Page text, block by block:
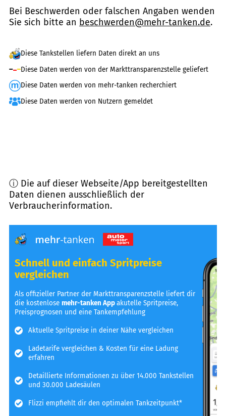
Bei Beschwerden oder falschen Angaben wenden
Sie sich bitte an beschwerden@mehr-tanken.de.
Diese Tankstellen liefern Daten direkt an uns
Diese Daten werden von der Markttransparenzstelle geliefert
Diese Daten werden von mehr-tanken recherchiert
Diese Daten werden von Nutzern gemeldet
ⓘ Die auf dieser Webseite/App bereitgestellten
Daten dienen ausschließlich der
Verbraucherinformation.
Schnell und einfach Spritpreise
vergleichen
Als offizieller Partner der Markttransparenzstelle liefert dir
die kostenlosemehr-tanken Appakutelle Spritpreise,
Preisprognosen und eine Tankempfehlung
Aktuelle Spritpreise in deiner Nähe vergleichen
Ladetarife vergleichen & Kosten für eine Ladung
erfahren
Detaillierte Informationen zu über 14.000 Tankstellen
und 30.000 Ladesäulen
Flizzi empfiehlt dir den optimalen Tankzeitpunkt*